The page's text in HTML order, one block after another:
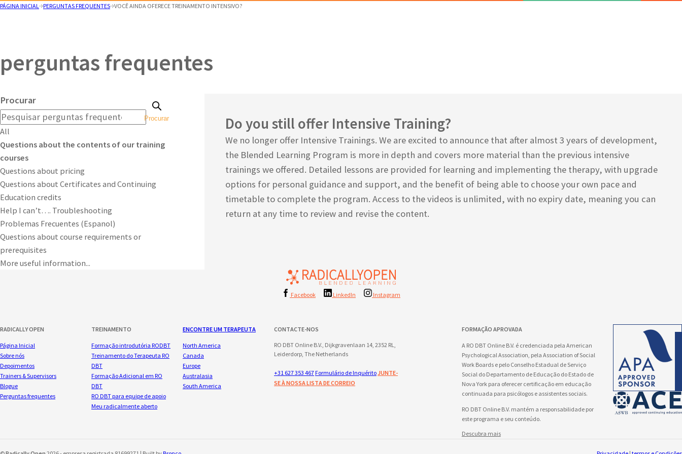
PÁGINA INICIAL PERGUNTAS FREQUENTES VOCÊ AINDA OFERECE TREINAMENTO INTENSIVO?
perguntas frequentes
Do you still offer Intensive Training?
We no longer offer Intensive Trainings. We are excited to announce that after almost 3 years of development,
the Blended Learning Program is more in depth and covers more material than the previous intensive
trainings we offered. Detailed lessons are provided for learning and implementing the therapy, with upgrade
options for personal guidance and support, and the benefit of being able to choose your own pace and
timetable to complete the program. Access to the videos is unlimited, with no expiry date, meaning you can
return at any time to review and revise the content.
Procurar
Procurar
All
Questions about the contents of our training
courses
Questions about pricing
Questions about Certificates and Continuing
Education credits
Help I can’t…. Troubleshooting
Problemas Frecuentes (Espanol)
Questions about course requirements or
prerequisites
More useful information...
Facebook LinkedIn Instagram
RADICALLY OPEN
Página Inicial
Sobre nós
Depoimentos
Trainers & Supervisors
Blogue
Perguntas frequentes
TREINAMENTO
Formação introdutória RODBT
Treinamento do Terapeuta RO
DBT
Formação Adicional em RO
DBT
RO DBT para equipe de apoio
Meu radicalmente aberto
ENCONTRE UM TERAPEUTA
North America
Canada
Europe
Australasia
South America
CONTACTE-NOS
RO DBT Online B.V., Dijkgravenlaan 14, 2352 RL,
Leiderdorp, The Netherlands
+31 627 353 467 Formulário de InquéritoJUNTE-
SE À NOSSA LISTA DE CORREIO
FORMAÇÃO APROVADA
A RO DBT Online B.V. é credenciada pela American
Psychological Association, pela Association of Social
Work Boards e pelo Conselho Estadual de Serviço
Social do Departamento de Educação do Estado de
Nova York para oferecer certificação em educação
continuada para psicólogos e assistentes sociais.
RO DBT Online B.V. mantém a responsabilidade por
este programa e seu conteúdo.
Descubra mais